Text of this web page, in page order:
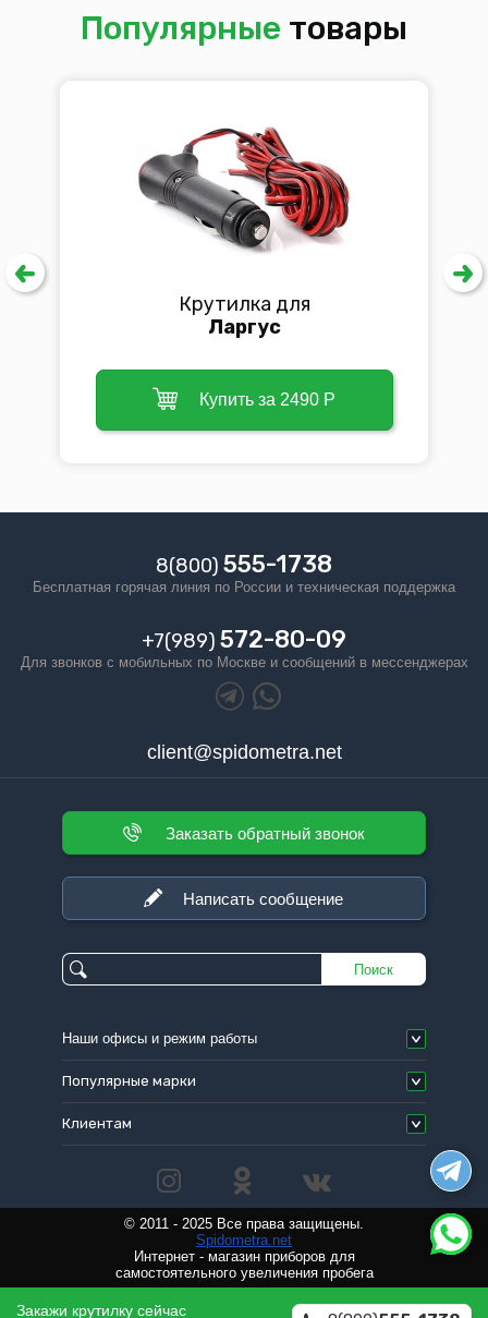
Популярные товары
Крутилка для
Ларгус
Купить за 2490 Р
8(800) 555-1738
Бесплатная горячая линия по Росcии и техническая поддержка
+7(989) 572-80-09
Для звонков с мобильных по Москве и сообщений в мессенджерах
client@spidometra.net
Заказать обратный звонок
Написать сообщение
Поиск
Наши офисы и режим работы
Клиентам
Популярные марки
© 2011 - 2025 Все права защищены.
Spidometra.net
Интернет - магазин приборов для
самостоятельного увеличения пробега
Закажи крутилку сейчас